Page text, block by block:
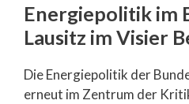
Energiepolitik im
Lausitz im Visier
Die Energiepolitik der
erneut im Zentrum der